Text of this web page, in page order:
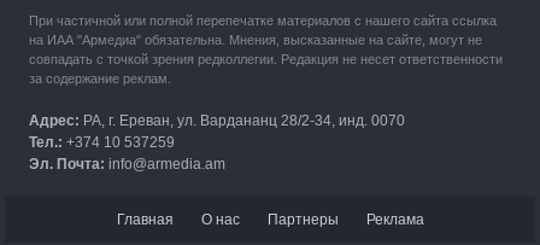
При частичной или полной перепечатке материалов с нашего сайта ссылка
на ИАА "Армедиа" обязательна. Мнения, высказанные на сайте, могут не
совпадать с точкой зрения редколлегии. Редакция не несет ответственности
за содержание реклам.
Адрес: РА, г. Ереван, ул. Вардананц 28/2-34, инд. 0070
Тел.: +374 10 537259
Эл. Почта: info@armedia.am
Главная О нас Партнеры Реклама